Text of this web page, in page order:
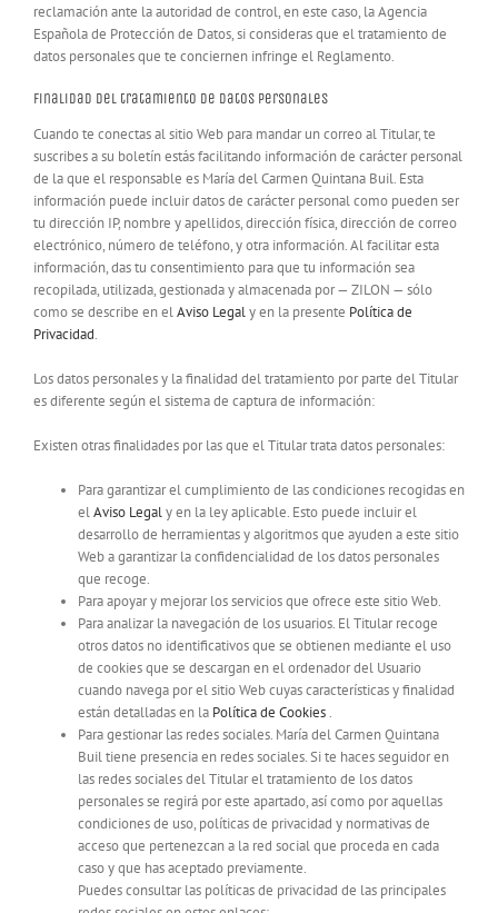
reclamación ante la autoridad de control, en este caso, la Agencia
Española de Protección de Datos, si consideras que el tratamiento de
datos personales que te conciernen infringe el Reglamento.
Finalidad del tratamiento de datos personales
Cuando te conectas al sitio Web para mandar un correo al Titular, te
suscribes a su boletín estás facilitando información de carácter personal
de la que el responsable es María del Carmen Quintana Buil. Esta
información puede incluir datos de carácter personal como pueden ser
tu dirección IP, nombre y apellidos, dirección física, dirección de correo
electrónico, número de teléfono, y otra información. Al facilitar esta
información, das tu consentimiento para que tu información sea
recopilada, utilizada, gestionada y almacenada por — ZILON — sólo
como se describe en elAviso Legaly en la presente Política de
Privacidad.
Los datos personales y la finalidad del tratamiento por parte del Titular
es diferente según el sistema de captura de información:
Existen otras finalidades por las que el Titular trata datos personales:
Para garantizar el cumplimiento de las condiciones recogidas en
elAviso Legaly en la ley aplicable. Esto puede incluir el
desarrollo de herramientas y algoritmos que ayuden a este sitio
Web a garantizar la confidencialidad de los datos personales
que recoge.
Para apoyar y mejorar los servicios que ofrece este sitio Web.
Para analizar la navegación de los usuarios. El Titular recoge
otros datos no identificativos que se obtienen mediante el uso
de cookies que se descargan en el ordenador del Usuario
cuando navega por el sitio Web cuyas características y finalidad
están detalladas en la Política de Cookies.
Para gestionar las redes sociales. María del Carmen Quintana
Buil tiene presencia en redes sociales. Si te haces seguidor en
las redes sociales del Titular el tratamiento de los datos
personales se regirá por este apartado, así como por aquellas
condiciones de uso, políticas de privacidad y normativas de
acceso que pertenezcan a la red social que proceda en cada
caso y que has aceptado previamente.
Puedes consultar las políticas de privacidad de las principales